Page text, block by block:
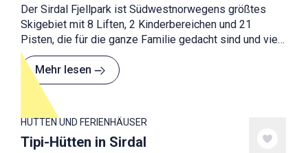
Der Sirdal Fjellpark ist Südwestnorwegens größtes
Skigebiet mit 8 Liften, 2 Kinderbereichen und 21
Pisten, die für die ganze Familie gedacht sind und viel
Spaß bieten.
Mehr lesen
HÜTTEN UND FERIENHÄUSER
Tipi-Hütten in Sirdal